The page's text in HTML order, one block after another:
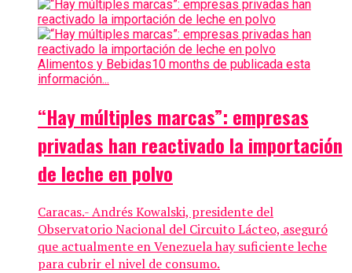
Alimentos y Bebidas10 months de publicada esta
información...
“Hay múltiples marcas”: empresas
privadas han reactivado la importación
de leche en polvo
Caracas.- Andrés Kowalski, presidente del
Observatorio Nacional del Circuito Lácteo, aseguró
que actualmente en Venezuela hay suficiente leche
para cubrir el nivel de consumo.